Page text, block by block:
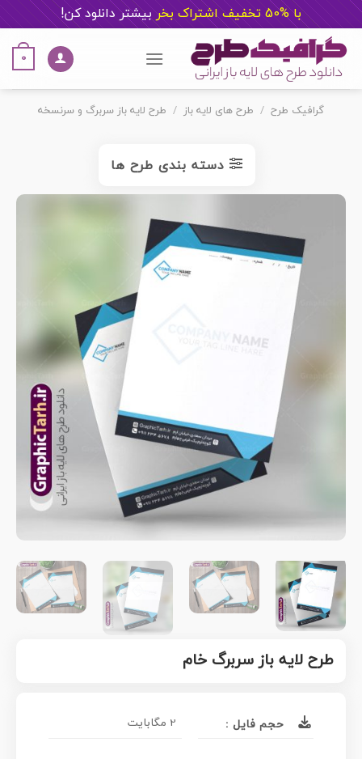
با %50 تخفیف اشتراک بخر بیشتر دانلود کن!
content
0
گرافیک طرح / طرح های لایه باز / طرح لایه باز سربرگ و سرنسخه
دسته بندی طرح ها
طرح لایه باز سربرگ خام
حجم فایل : 2 مگابایت